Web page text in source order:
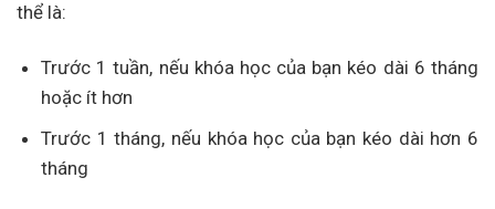
thể là:
Trước 1 tuần, nếu khóa học của bạn kéo dài 6 tháng
hoặc ít hơn
Trước 1 tháng, nếu khóa học của bạn kéo dài hơn 6
tháng